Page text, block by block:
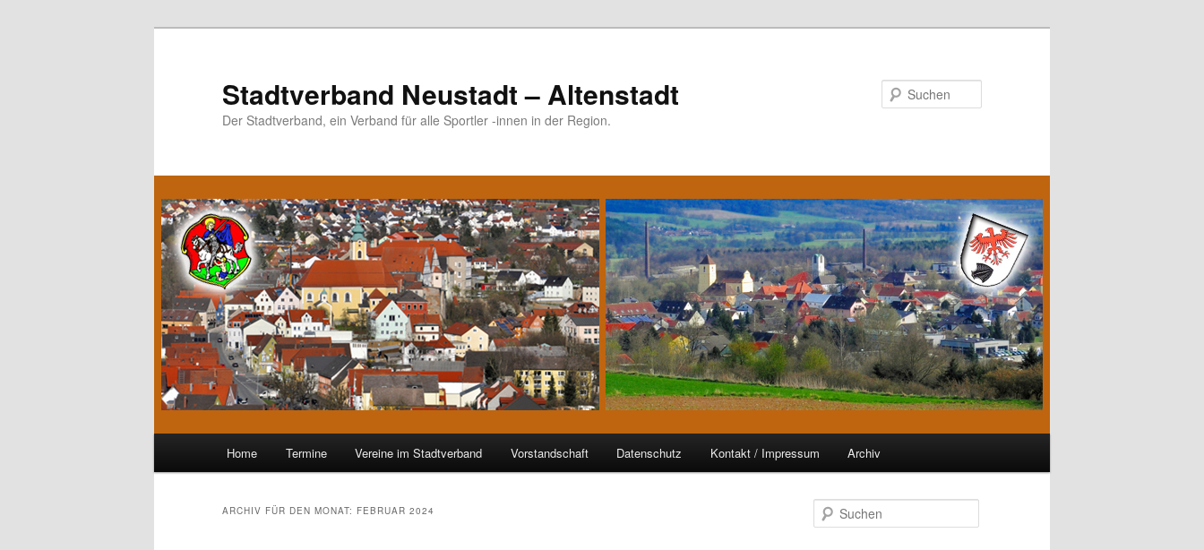
Stadtverband Neustadt – Altenstadt
Der Stadtverband, ein Verband für alle Sportler -innen in der Region.
Zum
Zum
Home Termine Vereine im Stadtverband Vorstandschaft Datenschutz Kontakt / Impressum Archiv
ARCHIV FÜR DEN MONAT: FEBRUAR 2024
u